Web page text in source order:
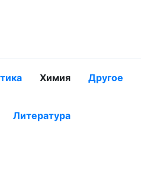
Химия Другое
Литература